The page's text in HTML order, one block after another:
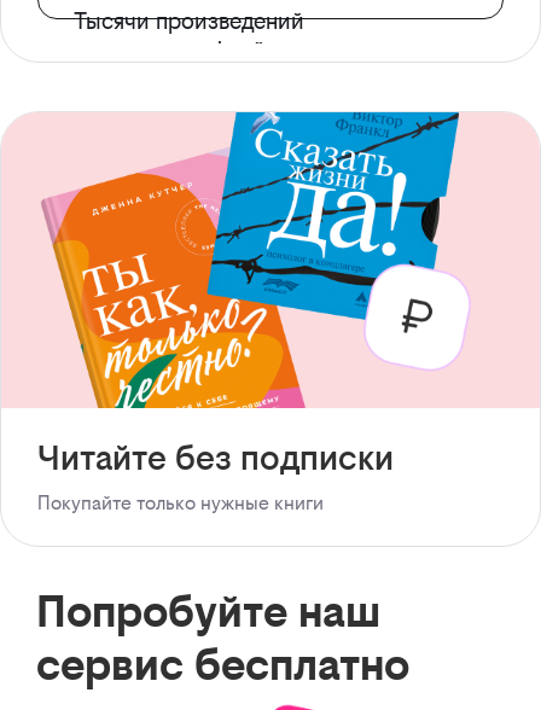
Тысячи произведений
с доступом офлайн
Читайте без подписки
Покупайте только нужные книги
Попробуйте наш
сервис бесплатно